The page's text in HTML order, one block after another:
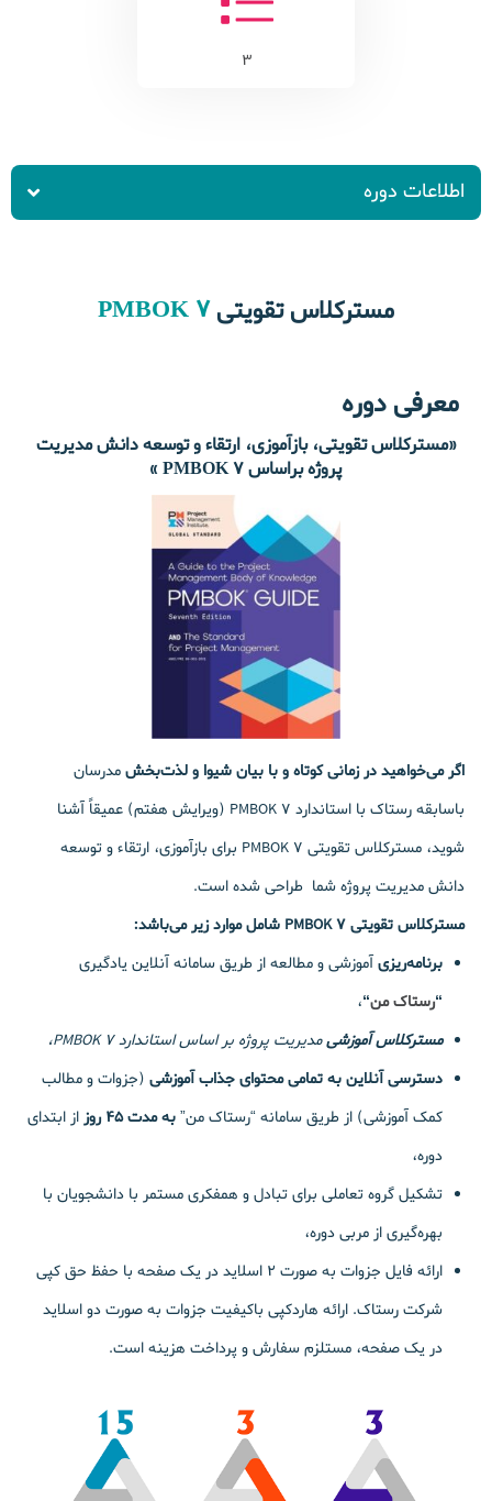
3
اطلاعات دوره
مسترکلاس تقویتیPMBOK 7
معرفی دوره
«مسترکلاس تقویتی، بازآموزی، ارتقاء و توسعه دانش مدیریت
پروژه براساس PMBOK 7 »
اگرمی‌خواهید در زمانی کوتاه و با بیان شیوا و لذت‌بخشمدرسان
باسابقه رستاک با استاندارد PMBOK 7 (ویرایش هفتم) عمیقاً آشنا
شوید، مسترکلاس تقویتی PMBOK 7 برای بازآموزی، ارتقاء و توسعه
دانش مدیریت پروژه شما طراحی شده است.
مسترکلاس تقویتی PMBOK 7 شامل موارد زیر می‌باشد:
برنامه‌ریزی آموزشی و مطالعه از طریق سامانه آنلاین یادگیری
“رستاک من“،
مسترکلاس آموزشیمدیریت پروژه بر اساس استاندارد PMBOK 7،
دسترسی آنلاین به تمامی محتوای جذاب آموزشی (جزوات و مطالب
کمک آموزشی) از طریق سامانه “رستاک من”به مدت 45 روز
از ابتدای
دوره،
تشکیل گروه تعاملی برای تبادل و همفکری مستمر با دانشجویان با
بهره‌گیری از مربی دوره،
ارائه فایل جزوات به صورت 2 اسلاید در یک صفحه با حفظ حق کپی
شرکت رستاک. ارائه هاردکپی باکیفیت جزوات به صورت دو اسلاید
در یک صفحه، مستلزم سفارش و پرداخت هزینه است.